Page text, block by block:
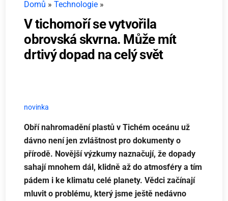
Domů » Technologie »
V tichomoří se vytvořila
obrovská skvrna. Může mít
drtivý dopad na celý svět
novinka
Obří nahromadění plastů v Tichém oceánu už
dávno není jen zvláštnost pro dokumenty o
přírodě. Novější výzkumy naznačují, že dopady
sahají mnohem dál, klidně až do atmosféry a tím
pádem i ke klimatu celé planety. Vědci začínají
mluvit o problému, který jsme ještě nedávno